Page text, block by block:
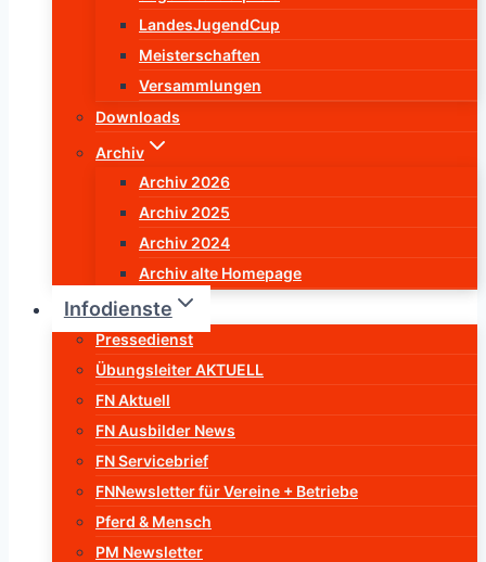
LandesJugendCup
Meisterschaften
Versammlungen
Downloads
Archiv
Archiv 2026
Archiv 2025
Archiv 2024
Archiv alte Homepage
Infodienste
Pressedienst
Übungsleiter AKTUELL
FN Aktuell
FN Ausbilder News
FN Servicebrief
FNNewsletter für Vereine + Betriebe
Pferd & Mensch
PM Newsletter